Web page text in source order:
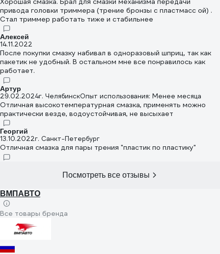
привода головки триммера (трение бронзы с пластмасс ой) .
Стал триммер работать тиже и стабильнее
Алексей
14.11.2022
После покупки смазку набивал в одноразовый шприц, так как
пакетик не удобный. В остальном мне все понравилось как
работает.
Артур
29.02.2024г. ЧелябинскОпыт использования: Менее месяца
Отличная высокотемпературная смазка, применять можно
практически везде, водоустойчивая, не высыхает
Георгий
13.10.2022г. Санкт-Петербург
Отличная смазка для пары трения "пластик по пластику"
Посмотреть все отзывы
ВМПАВТО
Все товары бренда